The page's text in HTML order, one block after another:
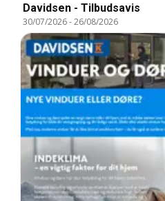
Davidsen - Tilbudsavis
30/07/2026-26/08/2026